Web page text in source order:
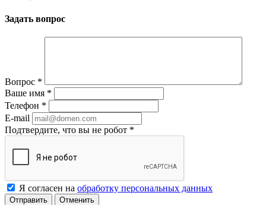
Задать вопрос
Вопрос *
Ваше имя *
Телефон *
E-mail
Подтвердите, что вы не робот *
Я согласен на обработку персональных данных
Отменить